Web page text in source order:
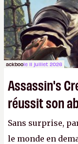
ackboole 11 juillet 2026
Assassin's
réussit son
Sans surprise,
le monde en